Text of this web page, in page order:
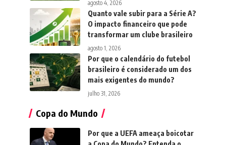
agosto 4, 2026
Quanto vale subir para a Série A?
O impacto financeiro que pode
transformar um clube brasileiro
agosto 1, 2026
Por que o calendário do futebol
brasileiro é considerado um dos
mais exigentes do mundo?
julho 31, 2026
Copa do Mundo
Por que a UEFA ameaça boicotar